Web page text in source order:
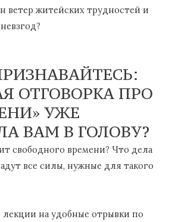
ветер житейских трудностей и
ОТГОВОРКА ПРО
УЖЕ
ВАМ В ГОЛОВУ?
свободного времени? Что дела
все силы, нужные для такого
лекции на удобные отрывки по